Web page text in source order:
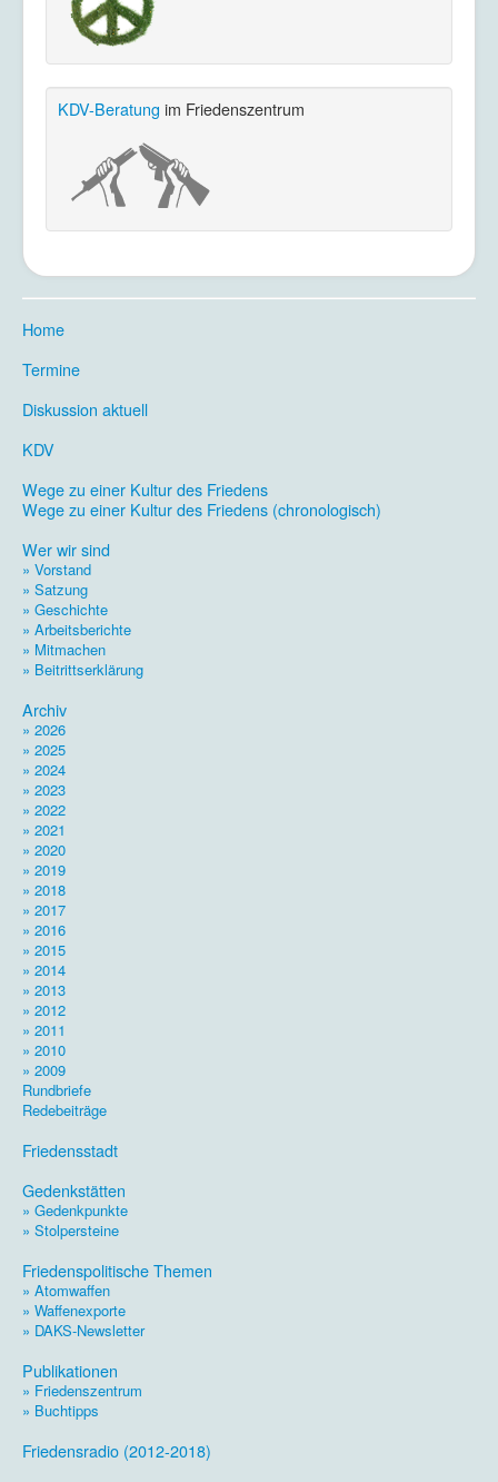
KDV-Beratung im Friedenszentrum
Home
Termine
Diskussion aktuell
KDV
Wege zu einer Kultur des Friedens
Wege zu einer Kultur des Friedens (chronologisch)
Wer wir sind
» Vorstand
» Satzung
» Geschichte
» Arbeitsberichte
» Mitmachen
» Beitrittserklärung
Archiv
» 2026
» 2025
» 2024
» 2023
» 2022
» 2021
» 2020
» 2019
» 2018
» 2017
» 2016
» 2015
» 2014
» 2013
» 2012
» 2011
» 2010
» 2009
Rundbriefe
Redebeiträge
Friedensstadt
Gedenkstätten
» Gedenkpunkte
» Stolpersteine
Friedenspolitische Themen
» Atomwaffen
» Waffenexporte
» DAKS-Newsletter
Publikationen
» Friedenszentrum
» Buchtipps
Friedensradio (2012-2018)